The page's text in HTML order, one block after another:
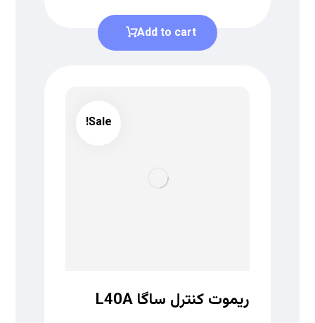
Add to cart
Sale!
ریموت کنترل ساگا L40A